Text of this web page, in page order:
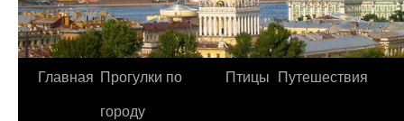
Перейти
Главная Прогулки по
городу
Птицы Путешествия